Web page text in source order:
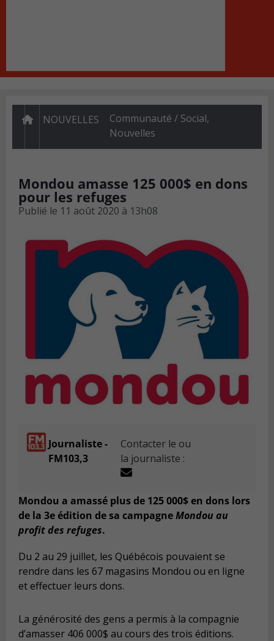
NOUVELLES Communauté / Social,
Nouvelles
Mondou amasse 125 000$ en dons
pour les refuges
Publié le 11 août 2020 à 13h08
Journaliste -
FM103,3
Contacter le ou
la journaliste :
Mondou a amassé plus de 125 000$ en dons lors
de la 3e édition de sa campagneMondou au
profit des refuges.
Du 2 au 29 juillet, les Québécois pouvaient se
rendre dans les 67 magasins Mondou ou en ligne
et effectuer leurs dons.
La générosité des gens a permis à la compagnie
d’amasser 406 000$ au cours des trois éditions.